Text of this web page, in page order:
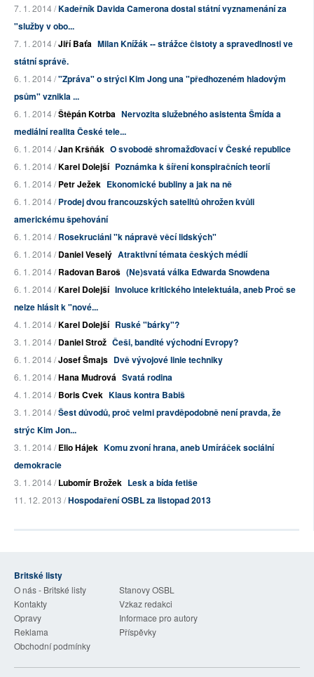
7. 1. 2014 /Kadeřník Davida Camerona dostal státní vyznamenání za
"služby v obo...
7. 1. 2014 /Jiří Baťa Milan Knížák -- strážce čistoty a spravedlnosti ve
státní správě.
6. 1. 2014 /"Zpráva" o strýci Kim Jong una "předhozeném hladovým
psům" vznikla ...
6. 1. 2014 /Štěpán Kotrba Nervozita služebného asistenta Šmída a
mediální realita České tele...
6. 1. 2014 /Jan Kršňák O svobodě shromažďovací v České republice
6. 1. 2014 /Karel Dolejší Poznámka k šíření konspiračních teorií
6. 1. 2014 /Petr Ježek Ekonomické bubliny a jak na ně
6. 1. 2014 /Prodej dvou francouzských satelitů ohrožen kvůli
americkému špehování
6. 1. 2014 /Rosekruciáni "k nápravě věcí lidských"
6. 1. 2014 /Daniel Veselý Atraktivní témata českých médií
6. 1. 2014 /Radovan Baroš (Ne)svatá válka Edwarda Snowdena
6. 1. 2014 /Karel Dolejší Involuce kritického intelektuála, aneb Proč se
nelze hlásit k "nové...
4. 1. 2014 /Karel Dolejší Ruské "bárky"?
3. 1. 2014 /Daniel Strož Češi, bandité východní Evropy?
6. 1. 2014 /Josef Šmajs Dvě vývojové linie techniky
6. 1. 2014 /Hana Mudrová Svatá rodina
4. 1. 2014 /Boris Cvek Klaus kontra Babiš
3. 1. 2014 /Šest důvodů, proč velmi pravděpodobně není pravda, že
strýc Kim Jon...
3. 1. 2014 /Elio Hájek Komu zvoní hrana, aneb Umíráček sociální
demokracie
3. 1. 2014 /Lubomír Brožek Lesk a bída fetiše
11. 12. 2013 /Hospodaření OSBL za listopad 2013
Britské listy
O nás - Britské listy
Stanovy OSBL
Kontakty
Vzkaz redakci
Opravy
Informace pro autory
Reklama
Příspěvky
Obchodní podmínky